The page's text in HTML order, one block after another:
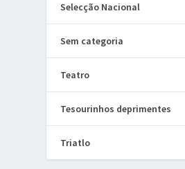
Selecção Nacional
Sem categoria
Teatro
Tesourinhos deprimentes
Triatlo